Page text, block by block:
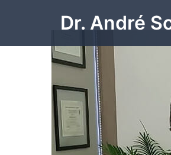
Dr. André